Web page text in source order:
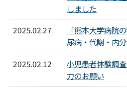
しました
2025.02.27
「熊本大学病院
尿病・代謝・内
2025.02.12
小児患者体験調
力のお願い